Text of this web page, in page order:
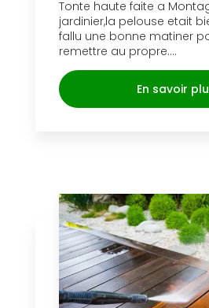
Tonte haute faite a
jardinier,la pelouse etait
fallu une bonne matiner
remettre au propre....
En savoir